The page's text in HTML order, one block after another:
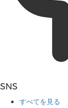
SNS
すべてを見る